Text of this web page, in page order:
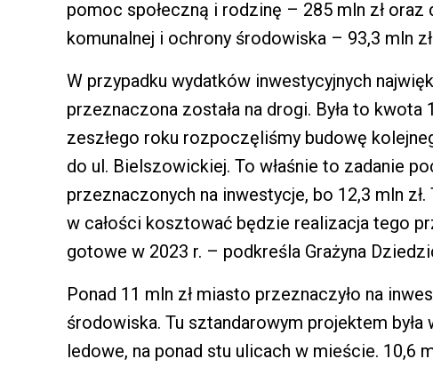
pomoc społeczną i rodzinę – 285 mln zł oraz
komunalnej i ochrony środowiska – 93,3 mln
W przypadku wydatków inwestycyjnych
przeznaczona została na drogi. Była to kwota
zeszłego roku rozpoczęliśmy budowę
do ul. Bielszowickiej. To właśnie to zadanie
przeznaczonych na inwestycje, bo 12,3 mln
w całości kosztować będzie realizacja tego
gotowe w 2023 r. – podkreśla Grażyna
Ponad 11 mln zł miasto przeznaczyło na
środowiska. Tu sztandarowym projektem
ledowe, na ponad stu ulicach w mieście. 10,6